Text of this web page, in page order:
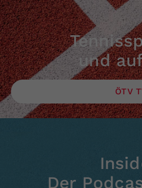
und
ÖTV
Der